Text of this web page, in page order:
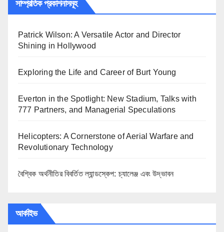
সাম্প্রতিক প্রকাশনাসমূহ
Patrick Wilson: A Versatile Actor and Director
Shining in Hollywood
Exploring the Life and Career of Burt Young
Everton in the Spotlight: New Stadium, Talks with
777 Partners, and Managerial Speculations
Helicopters: A Cornerstone of Aerial Warfare and
Revolutionary Technology
বৈশ্বিক অর্থনীতির বিবর্তিত ল্যান্ডস্কেপ: চ্যালেঞ্জ এবং উদ্ভাবন
আর্কাইভ